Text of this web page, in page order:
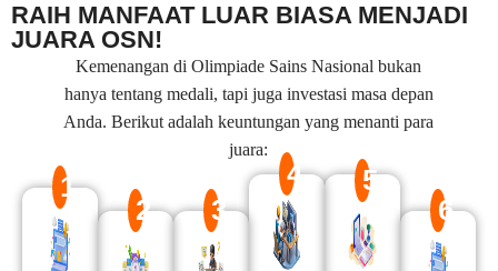
RAIH MANFAAT LUAR BIASA MENJADI
JUARA OSN!
Kemenangan di Olimpiade Sains Nasional bukan
hanya tentang medali, tapi juga investasi masa depan
Anda. Berikut adalah keuntungan yang menanti para
juara:
1
2 3
4 5
6